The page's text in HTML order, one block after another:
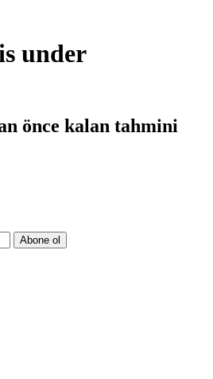
under
önce kalan tahmini